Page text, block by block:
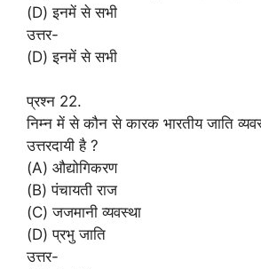
(D) इनमें से सभी
उत्तर-
(D) इनमें से सभी
प्रश्न 22.
निम्न में से कौन से कारक भारतीय जाति
उत्तरदायी है ?
(A) औद्योगिकरण
(B) पंचायती राज
(C) जजमानी व्यवस्था
(D) प्रभु जाति
उत्तर-